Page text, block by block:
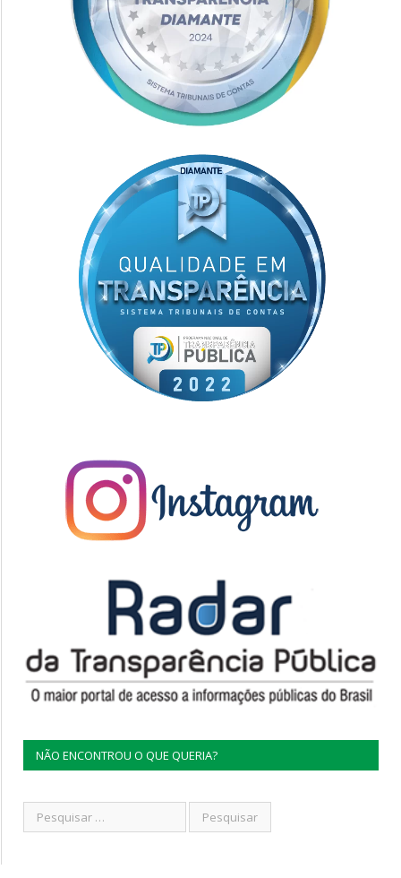
NÃO ENCONTROU O QUE QUERIA?